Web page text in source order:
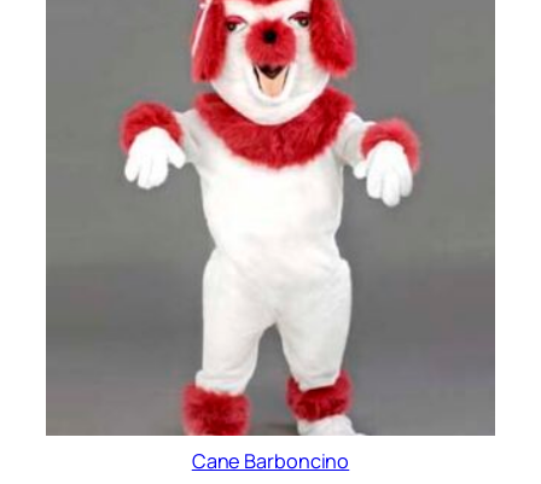
Cane Barboncino